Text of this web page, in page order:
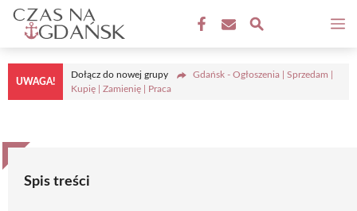
Przejdź
treści
UWAGA!
Dołącz do nowej grupy
Gdańsk - Ogłoszenia | Sprzedam |
Kupię | Zamienię | Praca
Spis treści